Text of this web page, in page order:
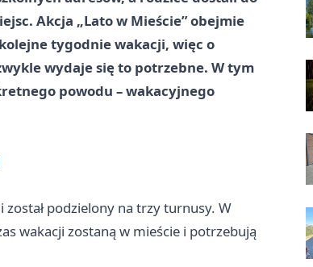
Akcja „Lato w Mieście” obejmie
tygodnie wakacji, więc o
wydaje się to potrzebne. W tym
powodu – wakacyjnego
podzielony na trzy turnusy. W
wakacji zostaną w mieście i potrzebują